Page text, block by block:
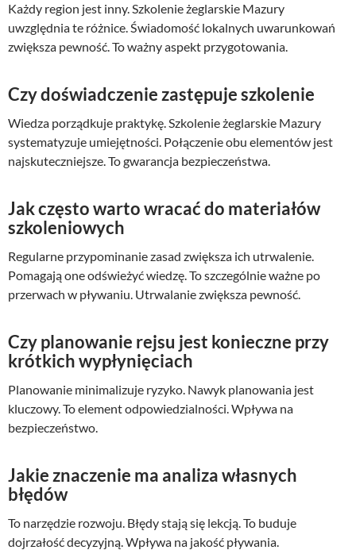
Każdy region jest inny. Szkolenie żeglarskie Mazury
uwzględnia te różnice. Świadomość lokalnych uwarunkowań
zwiększa pewność. To ważny aspekt przygotowania.
Czy doświadczenie zastępuje szkolenie
Wiedza porządkuje praktykę. Szkolenie żeglarskie Mazury
systematyzuje umiejętności. Połączenie obu elementów jest
najskuteczniejsze. To gwarancja bezpieczeństwa.
Jak często warto wracać do materiałów
szkoleniowych
Regularne przypominanie zasad zwiększa ich utrwalenie.
Pomagają one odświeżyć wiedzę. To szczególnie ważne po
przerwach w pływaniu. Utrwalanie zwiększa pewność.
Czy planowanie rejsu jest konieczne przy
krótkich wypłynięciach
Planowanie minimalizuje ryzyko. Nawyk planowania jest
kluczowy. To element odpowiedzialności. Wpływa na
bezpieczeństwo.
Jakie znaczenie ma analiza własnych
błędów
To narzędzie rozwoju. Błędy stają się lekcją. To buduje
dojrzałość decyzyjną. Wpływa na jakość pływania.